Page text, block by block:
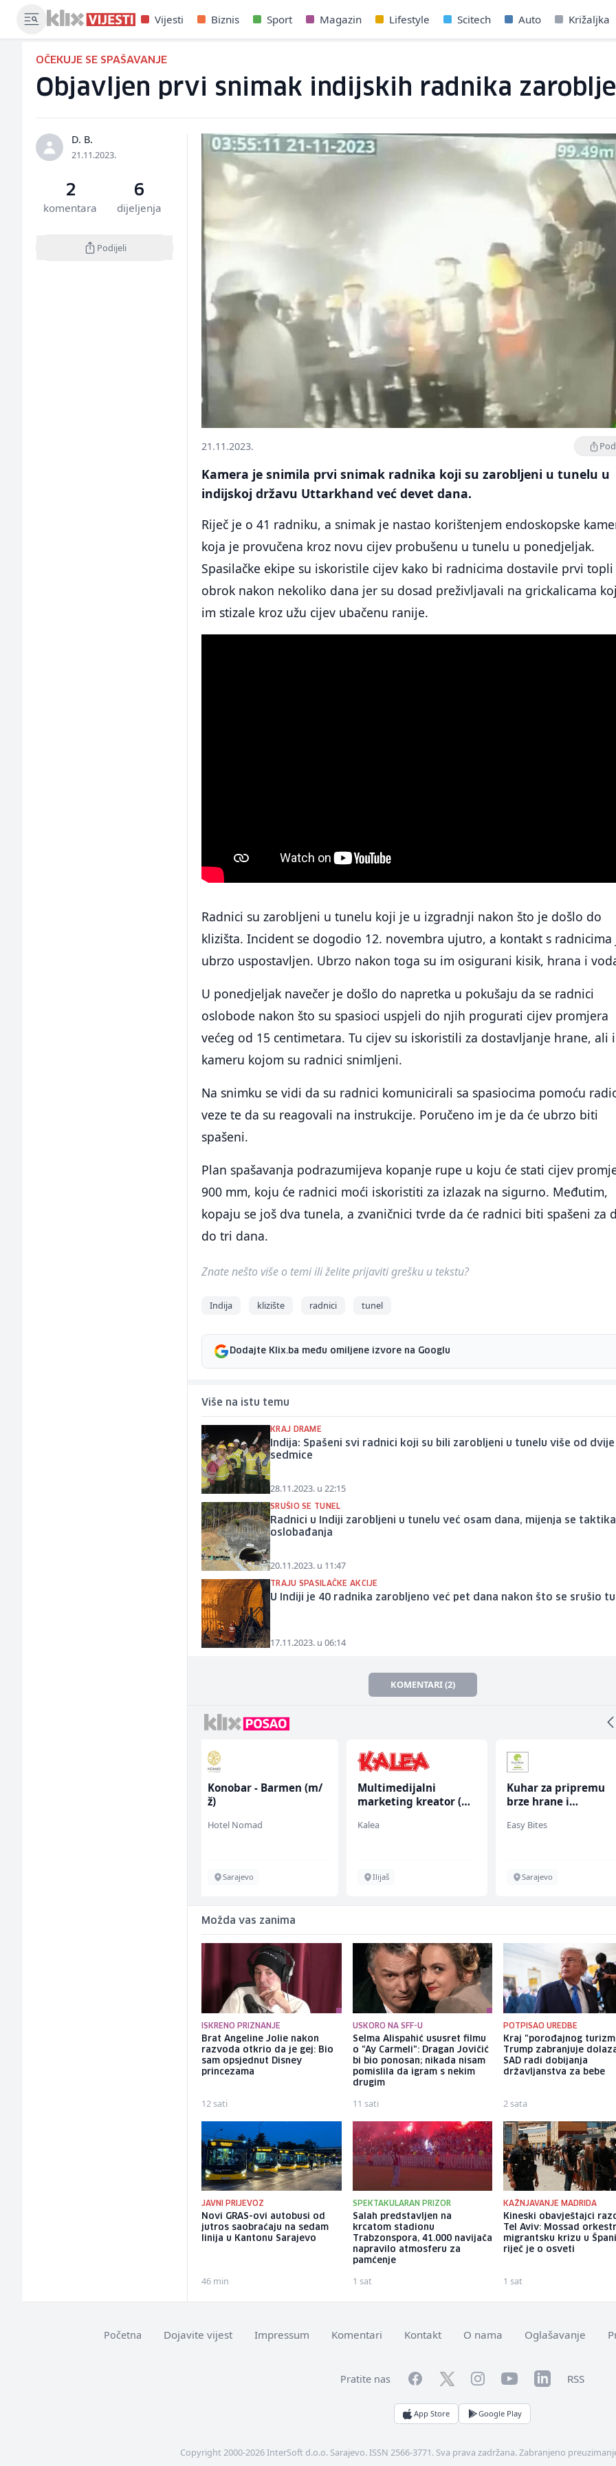
Vijesti Biznis Sport Magazin Lifestyle Scitech Auto Križaljka
OČEKUJE SE SPAŠAVANJE
Objavljen prvi snimak indijskih radnika
D. B.
21.11.2023.
2
komentara
6
dijeljenja
Podijeli
21.11.2023.
Kamera je snimila prvi snimak radnika koji su zarobljeni u tunelu u
indijskoj državu Uttarkhand već devet dana.
Riječ je o 41 radniku, a snimak je nastao korištenjem endoskopske
koja je provučena kroz novu cijev probušenu u tunelu u ponedjeljak.
Spasilačke ekipe su iskoristile cijev kako bi radnicima dostavile prvi topli
obrok nakon nekoliko dana jer su dosad preživljavali na grickalicama
im stizale kroz užu cijev ubačenu ranije.
Radnici su zarobljeni u tunelu koji je u izgradnji nakon što je došlo do
klizišta. Incident se dogodio 12. novembra ujutro, a kontakt s radnicima
ubrzo uspostavljen. Ubrzo nakon toga su im osigurani kisik, hrana i
U ponedjeljak navečer je došlo do napretka u pokušaju da se radnici
oslobode nakon što su spasioci uspjeli do njih progurati cijev promjera
većeg od 15 centimetara. Tu cijev su iskoristili za dostavljanje hrane, ali
kameru kojom su radnici snimljeni.
Na snimku se vidi da su radnici komunicirali sa spasiocima pomoću
veze te da su reagovali na instrukcije. Poručeno im je da će ubrzo biti
spašeni.
Plan spašavanja podrazumijeva kopanje rupe u koju će stati cijev
900 mm, koju će radnici moći iskoristiti za izlazak na sigurno. Međutim,
kopaju se još dva tunela, a zvaničnici tvrde da će radnici biti spašeni za
do tri dana.
Znate nešto više o temi ili želite prijaviti grešku u tekstu?
Indija klizište radnici tunel
Dodajte Klix.ba među omiljene izvore na Googlu
Više na istu temu
KRAJ DRAME
Indija: Spašeni svi radnici koji su bili zarobljeni u tunelu više od dvije
sedmice
28.11.2023. u 22:15
SRUŠIO SE TUNEL
Radnici u Indiji zarobljeni u tunelu već osam dana, mijenja se taktika
oslobađanja
20.11.2023. u 11:47
TRAJU SPASILAČKE AKCIJE
U Indiji je 40 radnika zarobljeno već pet dana nakon što se srušio
17.11.2023. u 06:14
KOMENTARI (2)
Multimedijalni
marketing kreator (m/
Kalea
Ilijaš
Kuhar za pripremu
brze hrane i
ž)
Easy Bites
Sarajevo
Direktor
pločastog
Kalea
Ilijaš
Možda vas zanima
ISKRENO PRIZNANJE
Brat Angeline Jolie nakon
razvoda otkrio da je gej: Bio
sam opsjednut Disney
princezama
12 sati
USKORO NA SFF-U
Selma Alispahić ususret filmu
o "Ay Carmeli": Dragan Jovičić
bi bio ponosan; nikada nisam
pomislila da igram s nekim
drugim
11 sati
POTPISAO UREDBE
Kraj "porođajnog
Trump zabranjuje
SAD radi dobijanja
državljanstva za bebe
2 sata
JAVNI PRIJEVOZ
Novi GRAS-ovi autobusi od
jutros saobraćaju na sedam
linija u Kantonu Sarajevo
46 min
SPEKTAKULARAN PRIZOR
Salah predstavljen na
krcatom stadionu
Trabzonspora, 41.000 navijača
napravilo atmosferu za
pamćenje
1 sat
KAŽNJAVANJE MADRIDA
Kineski obavještajci
Tel Aviv: Mossad
migrantsku krizu u
riječ je o osveti
1 sat
Početna Dojavite vijest Impressum Komentari Kontakt O nama Oglašavanje
Pratite nas FacebookTwitterInstagramYouTubeLinkedInRSS
App Store Google Play
Copyright 2000-2026 InterSoft d.o.o. Sarajevo. ISSN 2566-3771. Sva prava zadržana. Zabranjeno